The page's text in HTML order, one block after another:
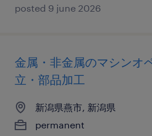
posted 9 june 2026
金属・非金属のマシンオ
立・部品加工
新潟県燕市, 新潟県
permanent